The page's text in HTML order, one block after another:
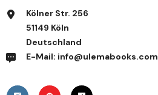
Kölner Str. 256
51149 Köln
Deutschland
E-Mail: info@ulemabooks.com